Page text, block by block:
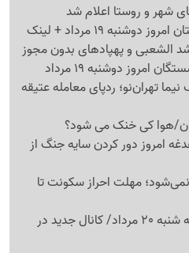
شهر و روستا اعلام شد
19 مرداد + لینک
الشعبی و پهپادهای بدون مجوز
امروز دوشنبه 19 مرداد
تهران‌نو؛ ردپای معامله عتیقه
هوا کی خنک می شود؟
امروز دور کردن سایه جنگ از
نمی‌شود؛ مهلت احراز سکونت تا
پیش بینی قیمت دلار فردا سه شنبه 20 مرداد/ کانال جدید در